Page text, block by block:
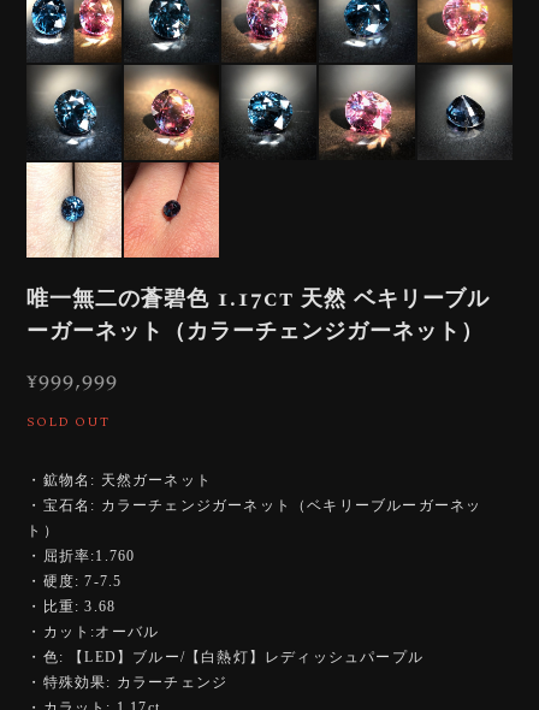
唯一無二の蒼碧色 1.17ct 天然 ベキリーブル
ーガーネット（カラーチェンジガーネット）
¥999,999
SOLD OUT
・鉱物名: 天然ガーネット
・宝石名: カラーチェンジガーネット（ベキリーブルーガーネッ
ト）
・屈折率:1.760
・硬度: 7-7.5
・比重: 3.68
・カット:オーバル
・色: 【LED】ブルー/【白熱灯】レディッシュパープル
・特殊効果: カラーチェンジ